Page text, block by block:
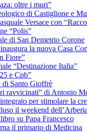
oltre i muri”
di Castiglione e
Versace con
“Polis”
di San Demetrio Corone
la nuova Casa
Fiore”
“Destinazione Italia”
e Cpb”
Santo Gioffrè
ravvicinati” di Antonio
per stimolare la
il weekend dell’Arberia
su Papa Francesco
il primario di Medicina